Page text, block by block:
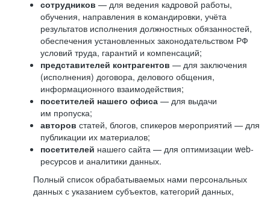
сотрудников — для ведения кадровой работы,
обучения, направления в командировки, учёта
результатов исполнения должностных обязанностей,
обеспечения установленных законодательством РФ
условий труда, гарантий и компенсаций;
представителей контрагентов — для заключения
(исполнения) договора, делового общения,
информационного взаимодействия;
посетителей нашего офиса — для выдачи
им пропуска;
авторов статей, блогов, спикеров мероприятий — для
публикации их материалов;
посетителей нашего сайта — для оптимизации web-
ресурсов и аналитики данных.
Полный список обрабатываемых нами персональных
данных с указанием субъектов, категорий данных,